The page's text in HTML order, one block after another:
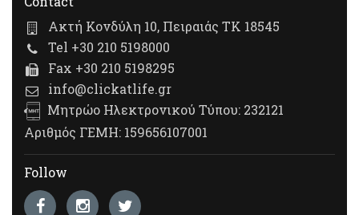
Ακτή Κονδύλη 10, Πειραιάς ΤΚ 18545
Tel +30 210 5198000
Fax +30 210 5198295
info@clickatlife.gr
Μητρώο Ηλεκτρονικού Τύπου: 232121
Αριθμός ΓΕΜΗ: 159656107001
Follow